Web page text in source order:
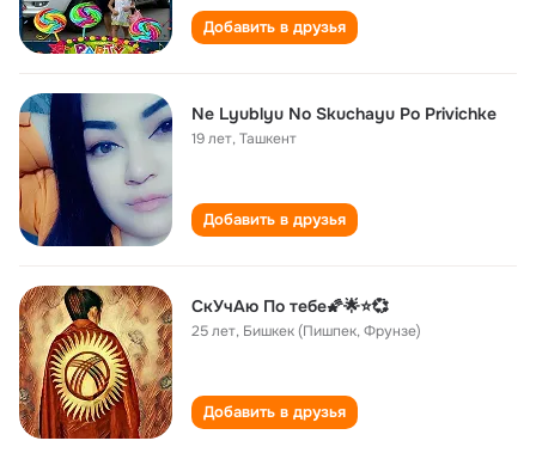
Добавить в друзья
Ne Lyublyu No Skuchayu Po Privichke
19 лет,Ташкент
Добавить в друзья
СкУчАю По тебе🌠🌟⭐💞
25 лет, Бишкек (Пишпек, Фрунзе)
Добавить в друзья